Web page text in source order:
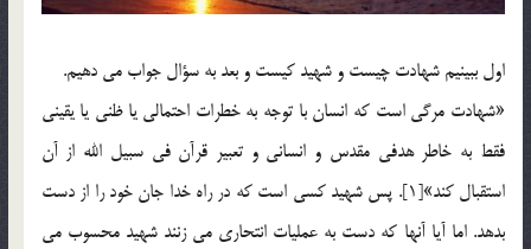
اول ببينيم شهادت چيست و شهيد كيست و بعد به سؤال جواب مي دهيم.
«شهادت مرگي است كه انسان با توجه به خطرات احتمالي يا ظني يا يقيني
فقط به خاطر هدفي مقدس و انساني و تعبير قرآن في سبيل الله از آن
استقبال كند»[1]. پس شهيد كسي است كه در راه خدا جان خود را از دست
بدهد. اما آيا آنها كه دست به عمليات انتحاري مي زنند شهيد محسوب مي